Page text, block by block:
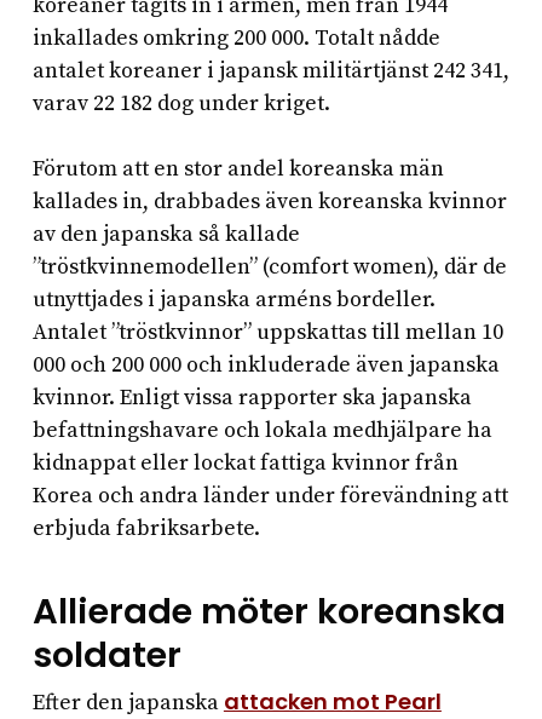
koreaner tagits in i armén, men från 1944
inkallades omkring 200 000. Totalt nådde
antalet koreaner i japansk militärtjänst 242 341,
varav 22 182 dog under kriget.
Förutom att en stor andel koreanska män
kallades in, drabbades även koreanska kvinnor
av den japanska så kallade
”tröstkvinnemodellen” (comfort women), där de
utnyttjades i japanska arméns bordeller.
Antalet ”tröstkvinnor” uppskattas till mellan 10
000 och 200 000 och inkluderade även japanska
kvinnor. Enligt vissa rapporter ska japanska
befattningshavare och lokala medhjälpare ha
kidnappat eller lockat fattiga kvinnor från
Korea och andra länder under förevändning att
erbjuda fabriksarbete.
Allierade möter koreanska
soldater
Efter den japanska attacken mot Pearl